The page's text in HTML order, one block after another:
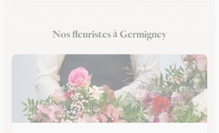
Fleuristes à Scey-sur-Saône-et-Saint-Albin
Nos fleuristes à Germigney